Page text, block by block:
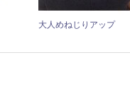
大人めねじりアップ